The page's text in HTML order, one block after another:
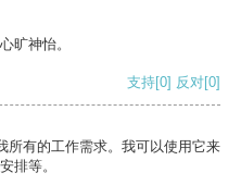
旷神怡。
支持[0] 反对[0]
所有的工作需求。我可以使用它来
排等。